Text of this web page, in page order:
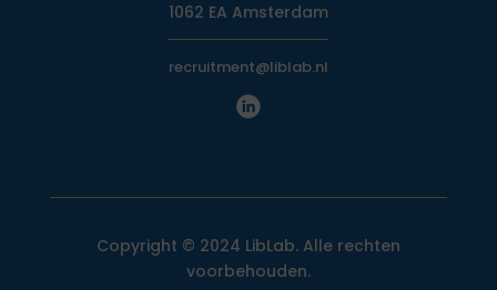
1062 EA Amsterdam
recruitment@liblab.nl
Copyright © 2024 LibLab. Alle rechten
voorbehouden.